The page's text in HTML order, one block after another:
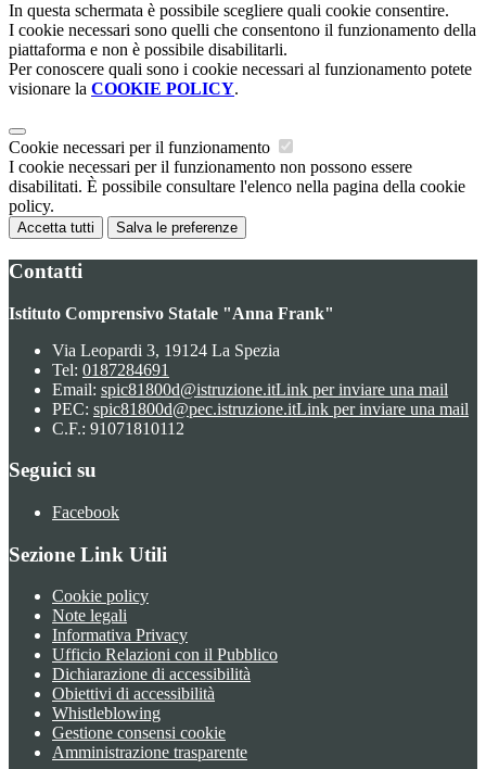
In questa schermata è possibile scegliere quali cookie consentire.
I cookie necessari sono quelli che consentono il funzionamento della
piattaforma e non è possibile disabilitarli.
Per conoscere quali sono i cookie necessari al funzionamento potete
visionare la COOKIE POLICY.
Cookie necessari per il funzionamento
I cookie necessari per il funzionamento non possono essere
disabilitati. È possibile consultare l'elenco nella pagina della cookie
policy.
Accetta tutti Salva le preferenze
Contatti
Istituto Comprensivo Statale "Anna Frank"
Via Leopardi 3, 19124 La Spezia
Tel: 0187284691
Email: spic81800d@istruzione.itLink per inviare una mail
PEC: spic81800d@pec.istruzione.itLink per inviare una mail
C.F.: 91071810112
Seguici su
Facebook
Sezione Link Utili
Cookie policy
Note legali
Informativa Privacy
Ufficio Relazioni con il Pubblico
Dichiarazione di accessibilità
Obiettivi di accessibilità
Whistleblowing
Gestione consensi cookie
Amministrazione trasparente